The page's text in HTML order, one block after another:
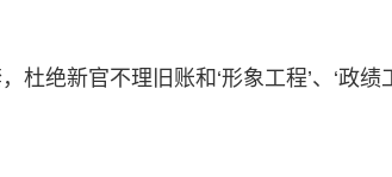
绝新官不理旧账和‘形象工程’、‘政绩